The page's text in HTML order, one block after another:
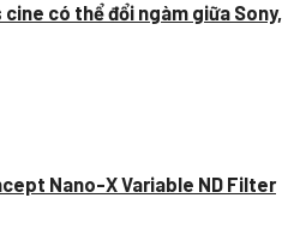
có thể đổi ngàm giữa Sony,
Nano-X Variable ND Filter